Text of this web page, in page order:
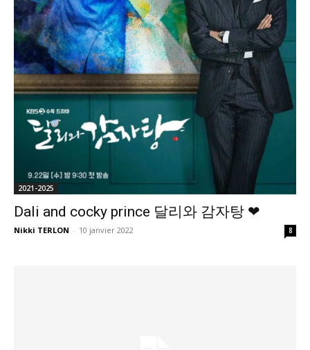
2021-2025
Dali and cocky prince 달리와 감자탕 ❤
Nikki TERLON - 10 janvier 2022 8